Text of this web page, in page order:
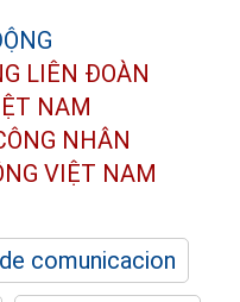
LIÊN ĐOÀN
NAM
NHÂN
VIỆT NAM
comunicacion